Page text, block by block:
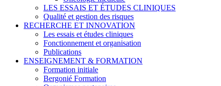
LES ESSAIS ET ÉTUDES CLINIQUES
Qualité et gestion des risques
RECHERCHE ET INNOVATION
Les essais et études cliniques
Fonctionnement et organisation
Publications
ENSEIGNEMENT & FORMATION
Formation initiale
Bergonié Formation